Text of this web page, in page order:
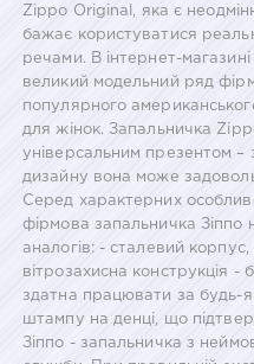
Zippo Original, яка є
бажає користуватися
речами. В інтернет-
великий модельний ряд
популярного
для жінок. Запальничка
універсальним презентом –
дизайну вона може
Серед характерних
фірмова запальничка Зіппо
аналогів: - сталевий корпус,
вітрозахисна конструкція -
здатна працювати за будь-
штампу на денці, що
Зіппо - запальничка з